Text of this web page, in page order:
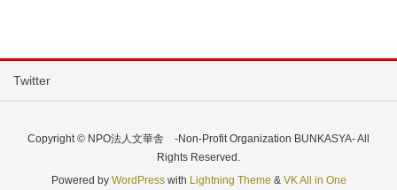
Twitter
Copyright © NPO法人文華舎 -Non-Profit Organization BUNKASYA- All
Rights Reserved.
Powered by WordPresswith Lightning Theme & VK All in One